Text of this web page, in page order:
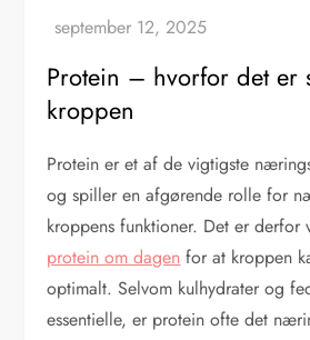
Protein – hvorfor det er
kroppen
Protein er et af de vigtigste
og spiller en afgørende rolle for
kroppens funktioner. Det er derfor
protein om dagen for at kroppen
optimalt. Selvom kulhydrater og
essentielle, er protein ofte det